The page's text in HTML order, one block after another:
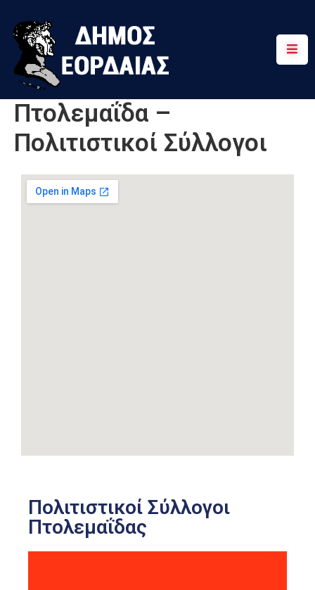
Αρχική
Πτολεμαΐδα
Κοινότητες
Διαδρομές
Πτολεμαΐδα –
Πολιτιστικοί Σύλλογοι
Πολιτιστικοί Σύλλογοι
Πτολεμαΐδας